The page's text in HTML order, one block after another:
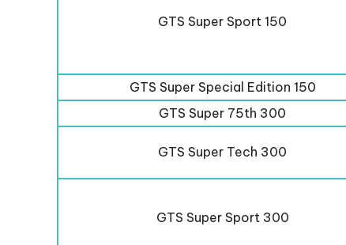
GTS Super Sport 150
GTS Super Special Edition 150
GTS Super 75th 300
GTS Super Tech 300
GTS Super Sport 300